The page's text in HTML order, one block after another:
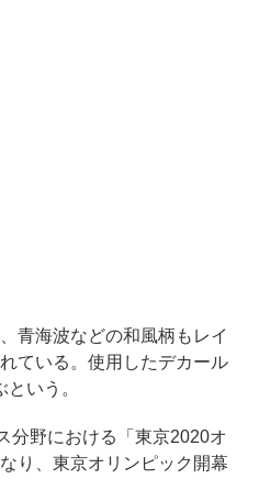
青海波などの和風柄もレイ
ている。使用したデカール
いう。
野における「東京2020オ
り、東京オリンピック開幕